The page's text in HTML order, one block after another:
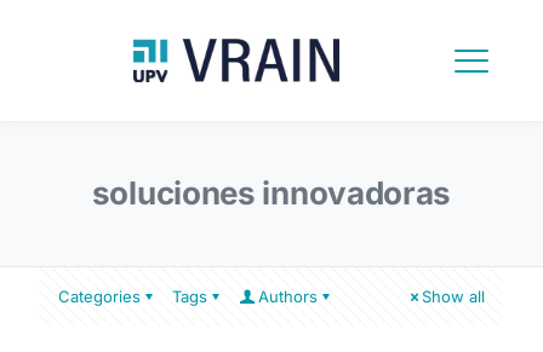
soluciones innovadoras
Categories Tags Authors Show all